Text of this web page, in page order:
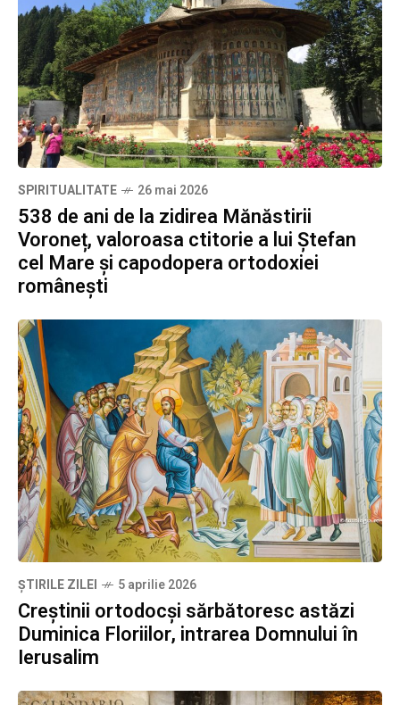
SPIRITUALITATE 26 mai 2026
538 de ani de la zidirea Mănăstirii
Voroneț, valoroasa ctitorie a lui Ștefan
cel Mare și capodopera ortodoxiei
românești
ȘTIRILE ZILEI 5 aprilie 2026
Creștinii ortodocși sărbătoresc astăzi
Duminica Floriilor, intrarea Domnului în
Ierusalim